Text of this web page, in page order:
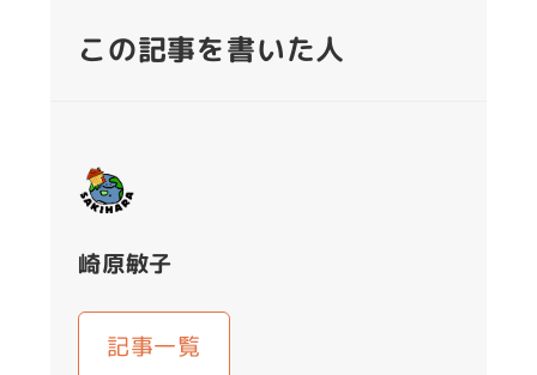
この記事を書いた人
崎原敏子
記事一覧